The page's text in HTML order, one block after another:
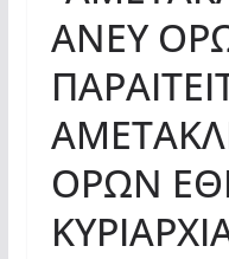
ΑΝΕΥ
ΟΡΩΝ